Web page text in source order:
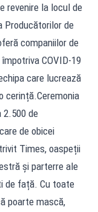
revenire la locul de
Producătorilor de
companiilor de
COVID-19
care lucrează
cerință.Ceremonia
2.500 de
de obicei
Times, oaspeții
și parterre ale
de față. Cu toate
poarte mască,